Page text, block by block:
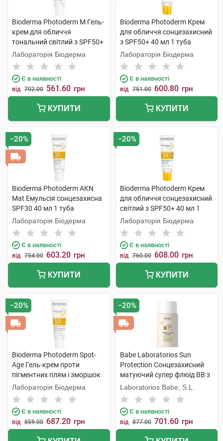
Bioderma Photoderm M Гель-
крем для обличчя
тональний світлий з SPF50+
40 мл 1 туба
Лабораторія Біодерма
Є в наявності
від 702.00 561.60 грн
КУПИТИ
Bioderma Photoderm Крем
для обличчя сонцезахисний
з SPF50+ 40 мл 1 туба
Лабораторія Біодерма
Є в наявності
від 751.00 600.80 грн
КУПИТИ
−20%
Bioderma Photoderm AKN
Mat Емульсія сонцезахисна
SPF30 40 мл 1 туба
Лабораторія Біодерма
Є в наявності
від 754.00 603.20 грн
КУПИТИ
−20%
Bioderma Photoderm Крем
для обличчя сонцезахисний
світлий з SPF50+ 40 мл 1
туба
Лабораторія Біодерма
Є в наявності
від 760.00 608.00 грн
КУПИТИ
−20%
Bioderma Photoderm Spot-
Age Гель-крем проти
пігментних плям і зморшок
SPF50+ 40 мл 1 туба
Лабораторія Біодерма
Є в наявності
від 859.00 687.20 грн
−20%
Babe Laboratorios Sun
Protection Cонцезахисний
матуючий супер флюїд ВВ з
тонуючим і матуючим
ефектом для жирної шкіри
SPF 50 50 мл 1 флакон
Laboratorios Babe, S.L.
Є в наявності
від 877.00 701.60 грн